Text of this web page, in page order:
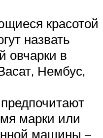
красотой
назвать
овчарки в
Нембус,
марки или
машины –